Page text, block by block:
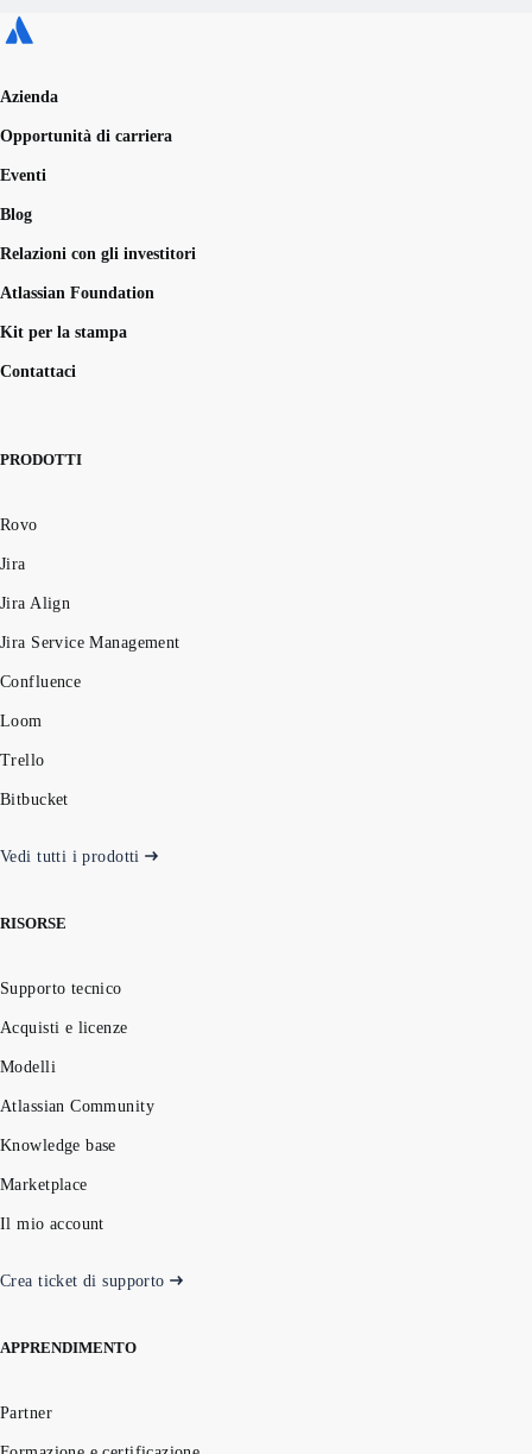
Azienda
Opportunità di carriera
Eventi
Blog
Relazioni con gli investitori
Atlassian Foundation
Kit per la stampa
Contattaci
PRODOTTI
Rovo
Jira
Jira Align
Jira Service Management
Confluence
Loom
Trello
Bitbucket
Vedi tutti i prodotti
RISORSE
Supporto tecnico
Acquisti e licenze
Modelli
Atlassian Community
Knowledge base
Marketplace
Il mio account
Crea ticket di supporto
APPRENDIMENTO
Partner